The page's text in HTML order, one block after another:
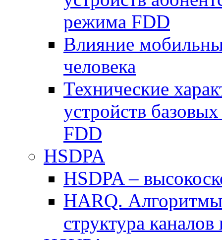
режима FDD
Влияние
человека
Технические
устройств
FDD
HSDPA
HSDPA –
HARQ.
структура